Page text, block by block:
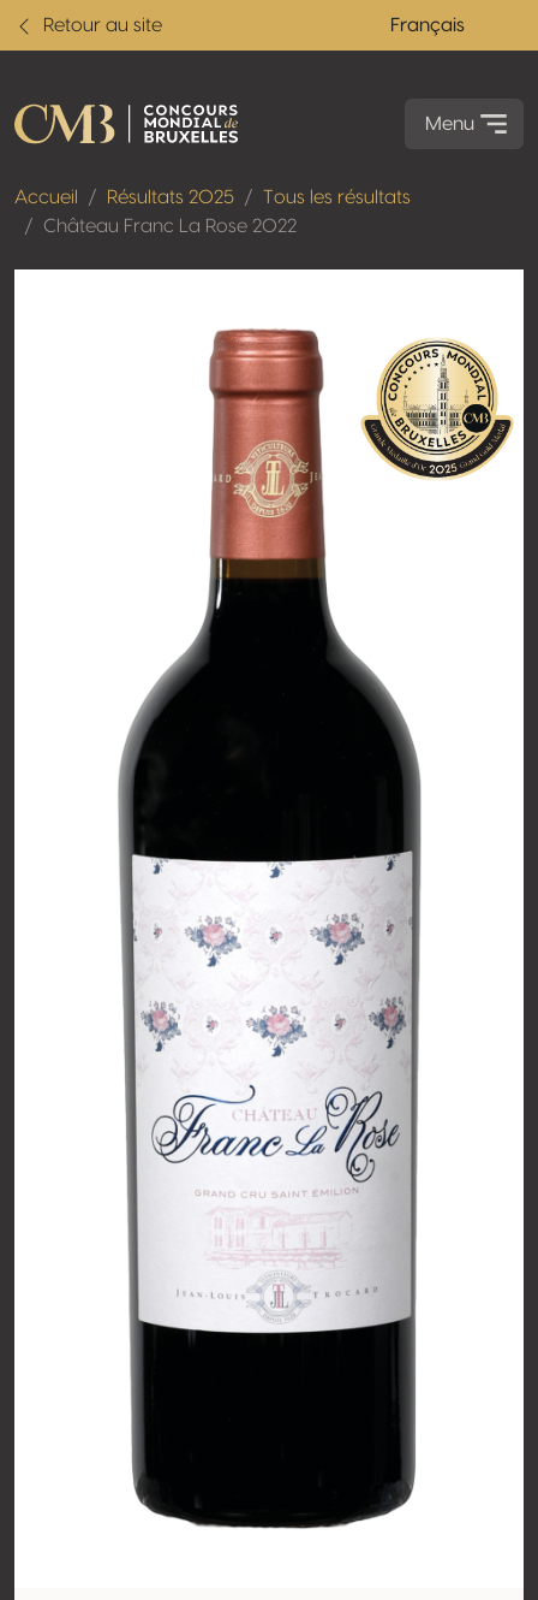
Retour au site Français
Menu
Accueil Résultats 2025
Tous les résultats
Château Franc La Rose 2022